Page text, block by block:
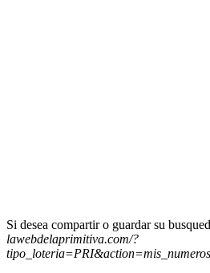
Si desea compartir o guardar su
lawebdelaprimitiva.com/?